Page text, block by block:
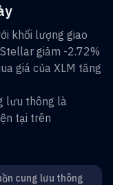
khối lượng giao
Stellar giảm -2.72%
giá của XLM tăng
lưu thông là
tại trên
cung lưu thông